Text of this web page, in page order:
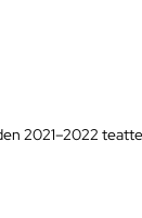
2021–2022